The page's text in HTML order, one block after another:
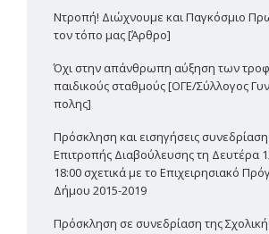
Ντροπή! Διώχνουμε και Παγκόσμιο
τον τόπο μας [Άρθρο]
Όχι στην απάνθρωπη αύξηση των
παιδικούς σταθμούς [ΟΓΕ/Σύλλογος
πολης]
Πρόσκληση και εισηγήσεις
Επιτροπής Διαβούλευσης τη Δευτέρα
18:00 σχετικά με το Επιχειρησιακό
Δήμου 2015-2019
Πρόσκληση σε συνεδρίαση της